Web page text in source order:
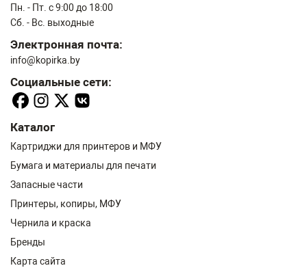
Пн. - Пт. с 9:00 до 18:00
Сб. - Вс. выходные
Электронная почта:
info@kopirka.by
Социальные сети:
Каталог
Картриджи для принтеров и МФУ
Бумага и материалы для печати
Запасные части
Принтеры, копиры, МФУ
Чернила и краска
Бренды
Карта сайта